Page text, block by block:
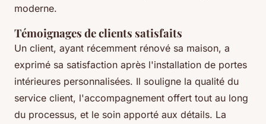
moderne.
Témoignages de clients satisfaits
Un client, ayant récemment rénové sa maison, a
exprimé sa satisfaction après l'installation de portes
intérieures personnalisées. Il souligne la qualité du
service client, l'accompagnement offert tout au long
du processus, et le soin apporté aux détails. La